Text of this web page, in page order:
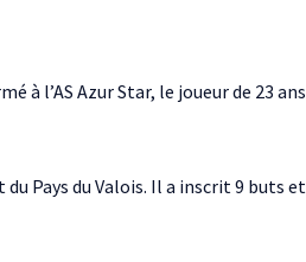
l’AS Azur Star, le joueur de 23
Pays du Valois. Il a inscrit 9 buts